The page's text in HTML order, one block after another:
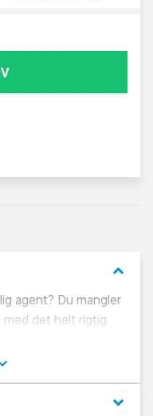
keyboard_arrow_down
agent? Du mangler
med det helt rigtig
Med SpyX
med dine
mission eller
keyboard_arrow_down